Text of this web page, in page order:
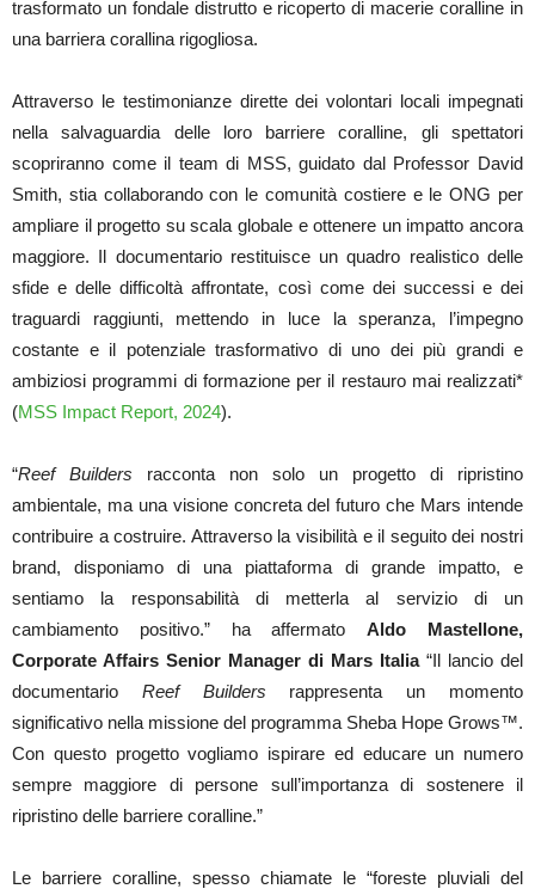
trasformato un fondale distrutto e ricoperto di macerie coralline in
una barriera corallina rigogliosa.
Attraverso le testimonianze dirette dei volontari locali impegnati
nella salvaguardia delle loro barriere coralline, gli spettatori
scopriranno come il team di MSS, guidato dal Professor David
Smith, stia collaborando con le comunità costiere e le ONG per
ampliare il progetto su scala globale e ottenere un impatto ancora
maggiore. Il documentario restituisce un quadro realistico delle
sfide e delle difficoltà affrontate, così come dei successi e dei
traguardi raggiunti, mettendo in luce la speranza, l’impegno
costante e il potenziale trasformativo di uno dei più grandi e
ambiziosi programmi di formazione per il restauro mai realizzati*
(MSS Impact Report, 2024).
“Reef Builders racconta non solo un progetto di ripristino
ambientale, ma una visione concreta del futuro che Mars intende
contribuire a costruire. Attraverso la visibilità e il seguito dei nostri
brand, disponiamo di una piattaforma di grande impatto, e
sentiamo la responsabilità di metterla al servizio di un
cambiamento positivo.” ha affermatoAldo Mastellone,
Corporate Affairs Senior Manager di Mars Italia“Il lancio del
documentario Reef Builders rappresenta un momento
significativo nella missione del programma Sheba Hope Grows™.
Con questo progetto vogliamo ispirare ed educare un numero
sempre maggiore di persone sull’importanza di sostenere il
ripristino delle barriere coralline.”
Le barriere coralline, spesso chiamate le “foreste pluviali del